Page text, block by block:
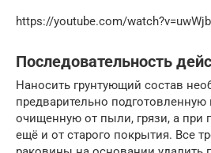
https://youtube.com/
Последовательность
Наносить грунтующий состав
предварительно подготовленную
очищенную от пыли, грязи, а при
ещё и от старого покрытия. Все